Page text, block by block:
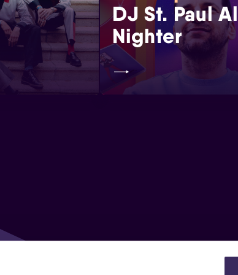
DJ St. Paul
Nighter